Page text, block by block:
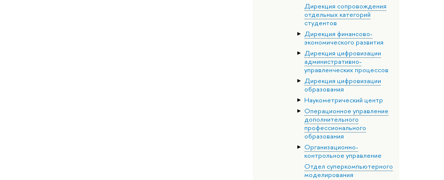
Дирекция сопровождения
отдельных категорий
студентов
Дирекция финансово-
экономического развития
Дирекция цифровизации
административно-
управленческих процессов
Дирекция цифровизации
образования
Наукометрический центр
Операционное управление
дополнительного
профессионального
образования
Организационно-
контрольное управление
Отдел суперкомпьютерного
моделирования